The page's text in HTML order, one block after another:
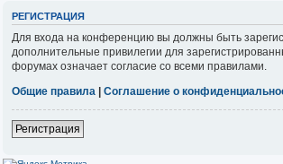
РЕГИСТРАЦИЯ
Для входа на конференцию вы должны быть
дополнительные привилегии для
форумах означает согласие со всеми правилами.
Общие правила | Соглашение о
Регистрация